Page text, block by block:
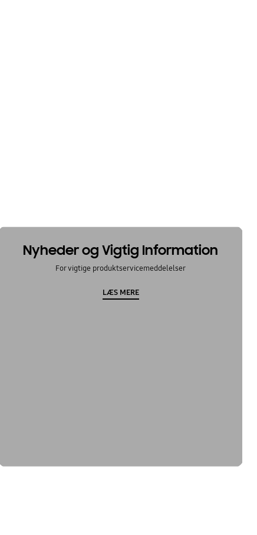
Nyheder og Vigtig Information
For vigtige produktservicemeddelelser
LÆS MERE